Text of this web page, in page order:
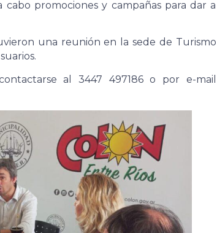
promociones y campañas para dar a
una reunión en la sede de Turismo
al 3447 497186 o por e-mail